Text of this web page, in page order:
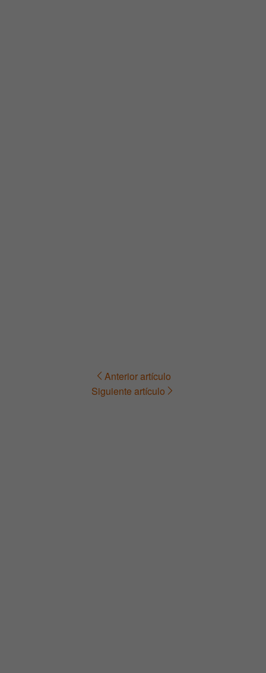
Navegación Anterior artículo
Siguiente artículo